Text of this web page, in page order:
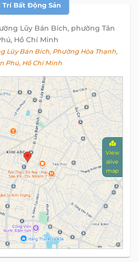
Trí Bất Động Sản
Lũy Bán Bích, phường Tân
Hồ Chí Minh
Lũy Bán Bích, Phường Hòa Thạnh,
Phú, Hồ Chí Minh
View
alive
map